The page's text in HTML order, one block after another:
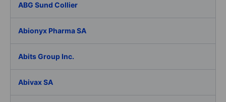
ABG Sund Collier
Abionyx Pharma SA
Abits Group Inc.
Abivax SA